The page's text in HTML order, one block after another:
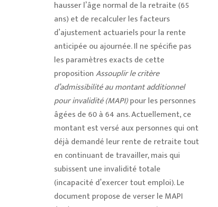
hausser l’âge normal de la retraite (65
ans) et de recalculer les facteurs
d’ajustement actuariels pour la rente
anticipée ou ajournée. Il ne spécifie pas
les paramètres exacts de cette
propositionAssouplir le critère
d’admissibilité au montant additionnel
pour invalidité (MAPI)pour les personnes
âgées de 60 à 64 ans. Actuellement, ce
montant est versé aux personnes qui ont
déjà demandé leur rente de retraite tout
en continuant de travailler, mais qui
subissent une invalidité totale
(incapacité d’exercer tout emploi). Le
document propose de verser le MAPI